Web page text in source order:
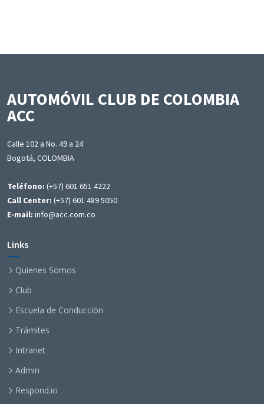
AUTOMÓVIL CLUB DE COLOMBIA
ACC
Calle 102 a No. 49 a 24
Bogotá, COLOMBIA
Teléfono: (+57) 601 651 4222
Call Center: (+57) 601 489 5050
E-mail: info@acc.com.co
Links
Quienes Somos
Club
Escuela de Conducción
Trámites
Intranet
Admin
Respond.io